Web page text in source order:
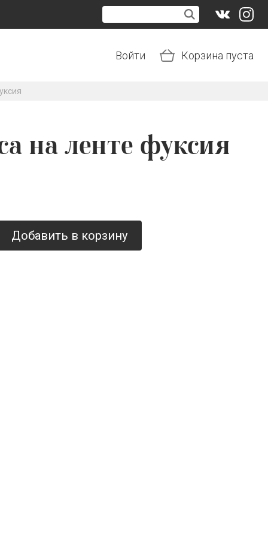
Войти Корзина пуста
на ленте фуксия